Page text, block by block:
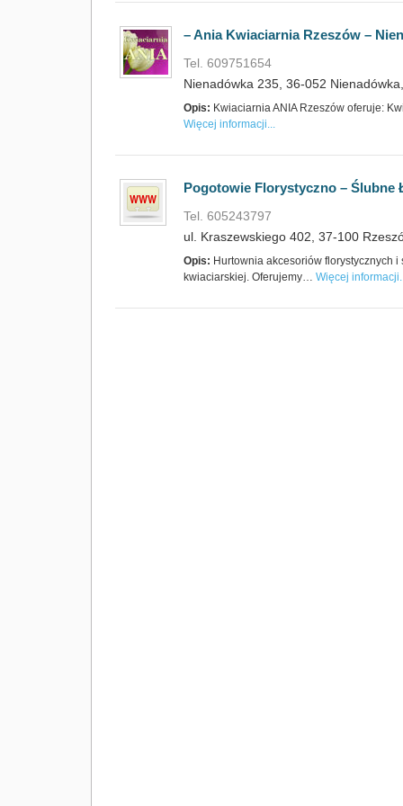
– Ania Kwiaciarnia Rzeszów –
Tel. 609751654
Nienadówka 235, 36-052
Opis: Kwiaciarnia ANIA Rzeszów oferuje:
Więcej informacji...
Pogotowie Florystyczno –
Tel. 605243797
ul. Kraszewskiego 402, 37-100
Opis: Hurtownia akcesoriów florystycznych
kwiaciarskiej. Oferujemy… Więcej